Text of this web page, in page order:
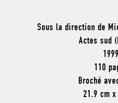
Sous la direction de
Actes sud
1999
110
Broché
21.9 cm x